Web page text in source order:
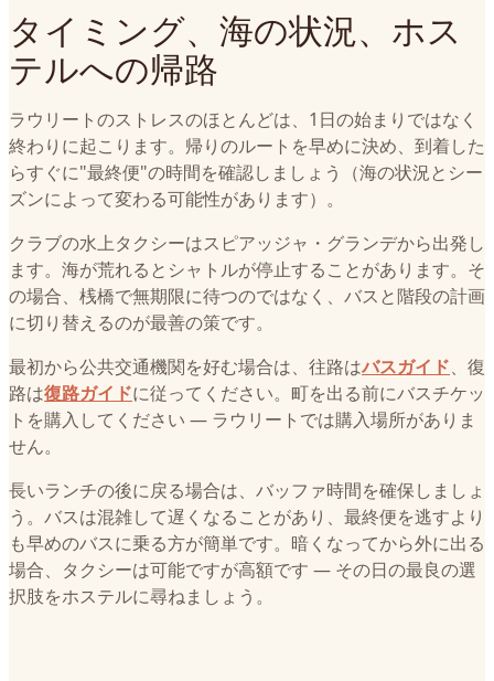
タイミング、海の状況、ホス
テルへの帰路
ラウリートのストレスのほとんどは、1日の始まりではなく
終わりに起こります。帰りのルートを早めに決め、到着した
らすぐに"最終便"の時間を確認しましょう（海の状況とシー
ズンによって変わる可能性があります）。
クラブの水上タクシーはスピアッジャ・グランデから出発し
ます。海が荒れるとシャトルが停止することがあります。そ
の場合、桟橋で無期限に待つのではなく、バスと階段の計画
に切り替えるのが最善の策です。
最初から公共交通機関を好む場合は、往路はバスガイド、復
路は復路ガイドに従ってください。町を出る前にバスチケッ
トを購入してください — ラウリートでは購入場所がありま
せん。
長いランチの後に戻る場合は、バッファ時間を確保しましょ
う。バスは混雑して遅くなることがあり、最終便を逃すより
も早めのバスに乗る方が簡単です。暗くなってから外に出る
場合、タクシーは可能ですが高額です — その日の最良の選
択肢をホステルに尋ねましょう。